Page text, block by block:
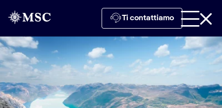
Ti contattiamo